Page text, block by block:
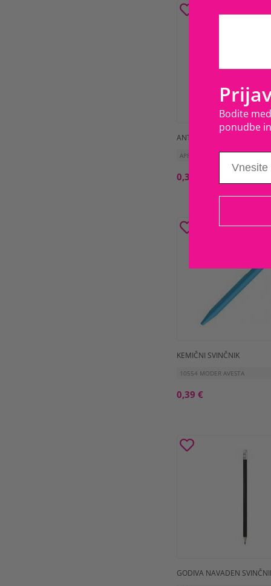
Bodite
ponudbe
ANTIBAKTERIJSKI KEMIČNI
AP810456-01 WUMPY
0,38 €
KEMIČNI SVINČNIK
10554 MODER AVESTA
0,39 €
GODIVA NAVADEN